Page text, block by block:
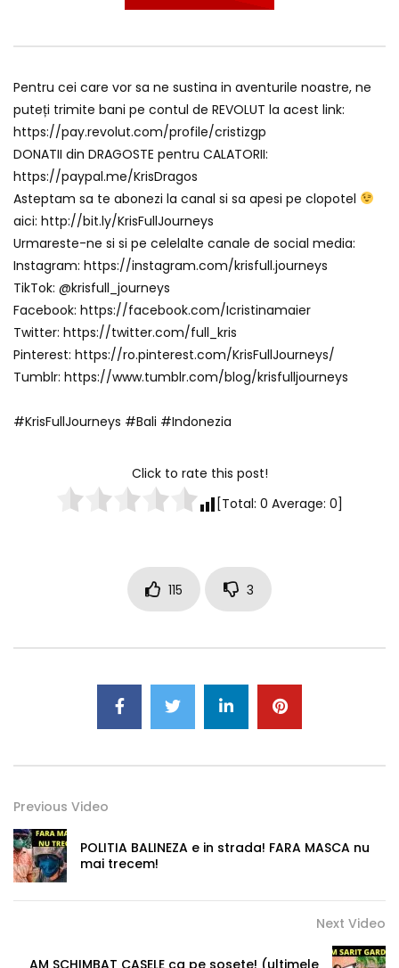
Pentru cei care vor sa ne sustina in aventurile noastre, ne
puteți trimite bani pe contul de REVOLUT la acest link:
https://pay.revolut.com/profile/cristizgp
DONATII din DRAGOSTE pentru CALATORII:
https://paypal.me/KrisDragos
Asteptam sa te abonezi la canal si sa apesi pe clopotel
aici: http://bit.ly/KrisFullJourneys
Urmareste-ne si si pe celelalte canale de social media:
Instagram: https://instagram.com/krisfull.journeys
TikTok: @krisfull_journeys
Facebook: https://facebook.com/Icristinamaier
Twitter: https://twitter.com/full_kris
Pinterest: https://ro.pinterest.com/KrisFullJourneys/
Tumblr: https://www.tumblr.com/blog/krisfulljourneys
#KrisFullJourneys #Bali #Indonezia
Click to rate this post!
[Total: 0 Average: 0]
115 3
Previous Video
POLITIA BALINEZA e in strada! FARA MASCA nu
mai trecem!
Next Video
AM SCHIMBAT CASELE ca pe sosete! (ultimele